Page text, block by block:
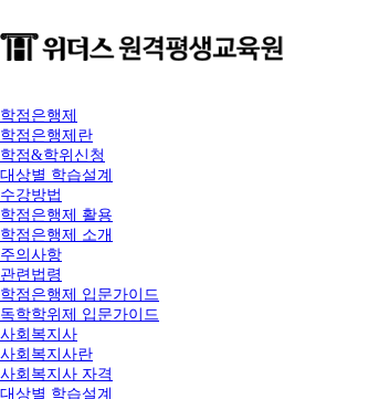
학점은행제
학점은행제란
학점&학위신청
대상별 학습설계
수강방법
학점은행제 활용
학점은행제 소개
주의사항
관련법령
학점은행제 입문가이드
독학학위제 입문가이드
사회복지사
사회복지사란
사회복지사 자격
대상별 학습설계